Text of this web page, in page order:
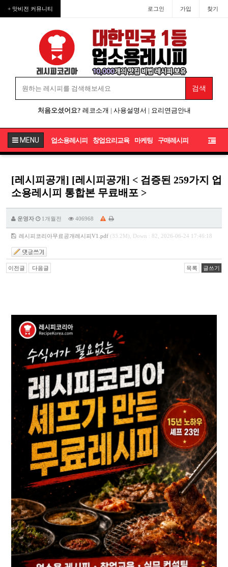
+ 맛비전 커뮤니티 로그인 가입 찾기
처음오셨어요? 레코소개 | 사용설명서 | 요리연금안내
MENU 업소용레시피 창업요리교육 마케팅 구매레시피
[레시피공개] [레시피공개] < 검증된 259가지 업
소용레시피 통합본 무료배포 >
운영자 1개월전 406968
레시피코리아무료공개레시피V1.pdf (33.2M), Down : 82, 2026-06-24 17:46:18
이전글 다음글 목록 글쓰기